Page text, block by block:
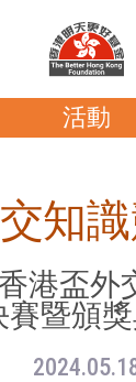
活動
知
港盃外
賽暨頒